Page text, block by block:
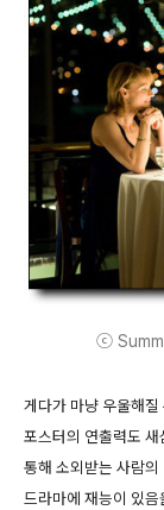
ⓒ
게다가 마냥 우울해
포스터의 연출력도
통해 소외받는 사람
드라마에 재능이 있